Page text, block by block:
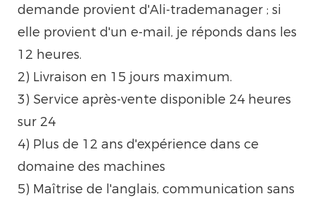
demande provient d'Ali-trademanager ; si
elle provient d'un e-mail, je réponds dans les
12 heures.
2) Livraison en 15 jours maximum.
3) Service après-vente disponible 24 heures
sur 24
4) Plus de 12 ans d'expérience dans ce
domaine des machines
5) Maîtrise de l'anglais, communication sans